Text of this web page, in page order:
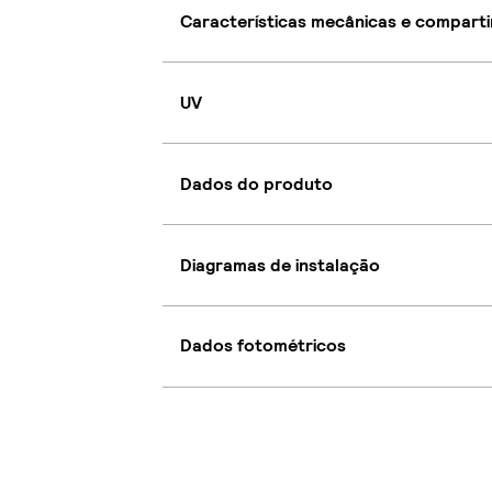
Características mecânicas e
UV
Dados do produto
Diagramas de instalação
Dados fotométricos